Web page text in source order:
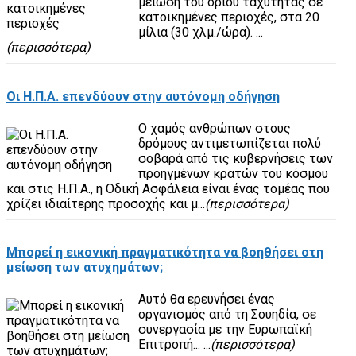
κατοικημένες περιοχές, στα 20
μίλια (30 χλμ./ώρα). ...
(περισσότερα)
Οι Η.Π.Α. επενδύουν στην αυτόνομη οδήγηση
Ο χαμός ανθρώπων στους
δρόμους αντιμετωπίζεται πολύ
σοβαρά από τις κυβερνήσεις των
προηγμένων κρατών του κόσμου
και στις Η.Π.Α., η Οδική Ασφάλεια είναι ένας τομέας που
χρίζει ιδιαίτερης προσοχής και μ...(περισσότερα)
Μπορεί η εικονική πραγματικότητα να βοηθήσει στη
μείωση των ατυχημάτων;
Αυτό θα ερευνήσει ένας
οργανισμός από τη Σουηδία, σε
συνεργασία με την Ευρωπαϊκή
Επιτροπή... ...(περισσότερα)